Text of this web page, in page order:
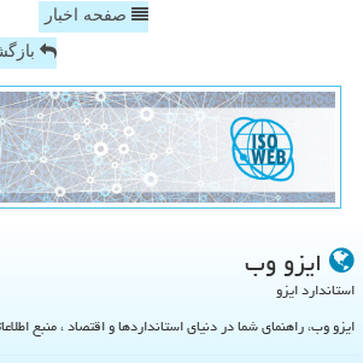
صفحه اخبار
ایزو وب
استاندارد ایزو
ایزو وب، راهنمای شما در دنیای استانداردها و اقتصاد ، منبع